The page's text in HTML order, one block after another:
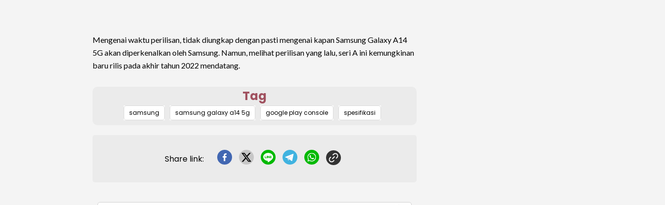
Mengenai waktu perilisan, tidak diungkap dengan pasti mengenai kapan Samsung Galaxy A14
5G akan diperkenalkan oleh Samsung. Namun, melihat perilisan yang lalu, seri A ini kemungkinan
baru rilis pada akhir tahun 2022 mendatang.
Tag
samsung samsung galaxy a14 5g google play console spesifikasi
Share link: